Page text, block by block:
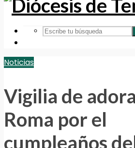
Noticias
Vigilia de
Roma por el
cumpleaños